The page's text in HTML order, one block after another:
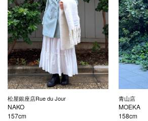
松屋銀座店Rue du Jour
NAKO
157cm
青山店
MOEKA
158cm